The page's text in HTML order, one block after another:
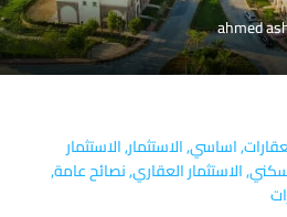
ahmed
,اساسي,الاستثمار,الاستثمار
,الاستثمار العقاري,نصائح عامة,